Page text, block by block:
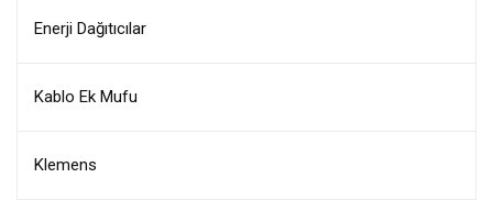
Enerji Dağıtıcılar
Kablo Ek Mufu
Klemens